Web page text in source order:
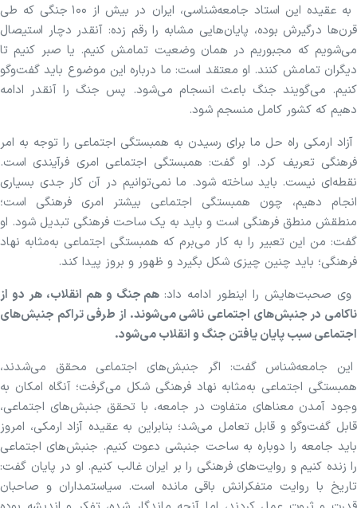
به عقیده این استاد جامعه‌شناسی، ایران در بیش از ۱۰۰ جنگی که طی
قرن‌ها درگیرش بوده، پایان‌هایی مشابه را رقم زده: آنقدر دچار استیصال
می‌شویم که مجبوریم در همان وضعیت تمامش کنیم. یا صبر کنیم تا
دیگران تمامش کنند. او معتقد است: ما درباره این موضوع باید گفت‌و‌گو
کنیم. می‌گویند جنگ باعث انسجام می‌شود. پس جنگ را آنقدر ادامه
دهیم که کشور کامل منسجم شود.
آزاد ارمکی راه حل ما برای رسیدن به همبستگی اجتماعی را توجه به امر
فرهنگی تعریف کرد. او گفت: همبستگی اجتماعی امری فرآیندی است.
نقطه‌ای نیست. باید ساخته شود. ما نمی‌توانیم در آن کار جدی بسیاری
انجام دهیم، چون همبستگی اجتماعی بیشتر امری فرهنگی است؛
منطقش منطق فرهنگی است و باید به یک ساحت فرهنگی تبدیل شود. او
گفت: من این تعبیر را به کار می‌برم که همبستگی اجتماعی به‌مثابه نهاد
فرهنگی؛ باید چنین چیزی شکل بگیرد و ظهور و بروز پیدا کند.
وی صحبت‌هایش را اینطور ادامه داد:هم جنگ و هم انقلاب، هر دو از
ناکامی در جنبش‌های اجتماعی ناشی می‌شوند. از طرفی تراکم جنبش‌های
اجتماعی سبب پایان یافتن جنگ و انقلاب می‌شود.
این جامعه‌شناس گفت: اگر جنبش‌های اجتماعی محقق می‌شدند،
همبستگی اجتماعی به‌مثابه نهاد فرهنگی شکل می‌گرفت؛ آنگاه امکان به
وجود آمدن معنا‌های متفاوت در جامعه، با تحقق جنبش‌های اجتماعی،
قابل گفت‌و‌گو و قابل تعامل می‌شد؛ بنابراین به عقیده آزاد ارمکی، امروز
باید جامعه را دوباره به ساحت جنبشی دعوت کنیم. جنبش‌های اجتماعی
را زنده کنیم و روایت‌های فرهنگی را بر ایران غالب کنیم. او در پایان گفت:
تاریخ با روایت متفکرانش باقی مانده است. سیاستمداران و صاحبان